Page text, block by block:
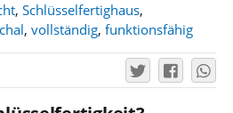
, Schlüsselfertighaus,
, vollständig, funktionsfähig